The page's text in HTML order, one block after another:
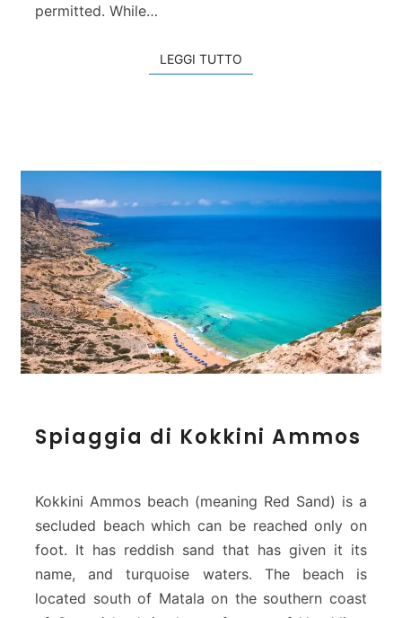
h
e
permitted. While…
LEGGI TUTTO
p
g
i
a
d
i
Spiaggia di Kokkini Ammos
Kokkini Ammos beach (meaning Red Sand) is a
secluded beach which can be reached only on
foot. It has reddish sand that has given it its
name, and turquoise waters. The beach is
located south of Matala on the southern coast